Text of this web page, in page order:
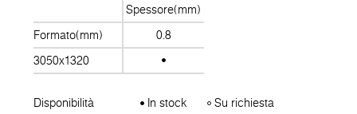
Spessore(mm)
Formato(mm)
0.8
3050x1320
Disponibilità In stock Su richiesta